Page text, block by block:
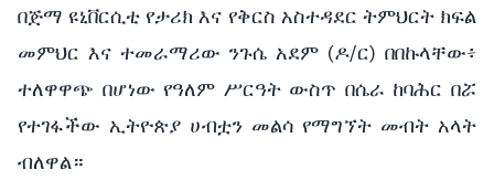
በጅማ ዩኒቨርሲቲ የታሪክ እና የቅርስ አስተዳደር ትምህርት ክፍል
መምህር እና ተመራማሪው ንጉሴ አደም (ዶ/ር) በበኩላቸው፥
ተለዋዋጭ በሆነው የዓለም ሥርዓት ውስጥ በሴራ ከባሕር በሯ
የተገፋችው ኢትዮጵያ ሀብቷን መልሳ የማግኘት መብት አላት
ብለዋል።